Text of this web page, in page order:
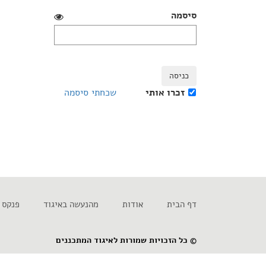
סיסמה
כניסה
זכרו אותי שכחתי סיסמה
דף הבית אודות מהנעשה באיגוד
© כל הזכויות שמורות לאיגוד המתכננים